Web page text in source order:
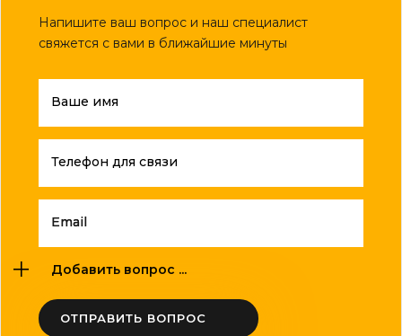
Напишите ваш вопрос и наш специалист
свяжется с вами в ближайшие минуты
Ваше имя
Телефон для связи
Email
Добавить вопрос ...
ОТПРАВИТЬ ВОПРОС